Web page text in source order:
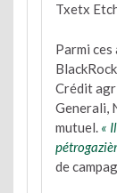
Txetx
Parmi
Crédit
Generali,
mutuel. «
de